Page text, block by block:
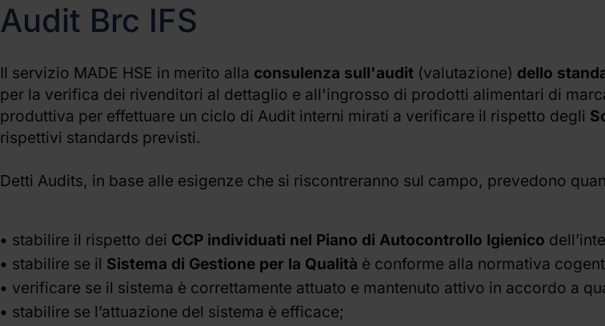
Audit Brc IFS
Il servizio MADE HSE in merito alla consulenza sull'audit (valutazione) dello
per la verifica dei rivenditori al dettaglio e all'ingrosso di prodotti alimentari di
produttiva per effettuare un ciclo di Audit interni mirati a verificare il rispetto degli
rispettivi standards previsti.
Detti Audits, in base alle esigenze che si riscontreranno sul campo, prevedono
stabilire il rispetto dei CCP individuati nel Piano di Autocontrollo Igienico
stabilire se il Sistema di Gestione per la Qualità è conforme alla normativa
verificare se il sistema è correttamente attuato e mantenuto attivo in accordo a
stabilire se l’attuazione del sistema è efficace;